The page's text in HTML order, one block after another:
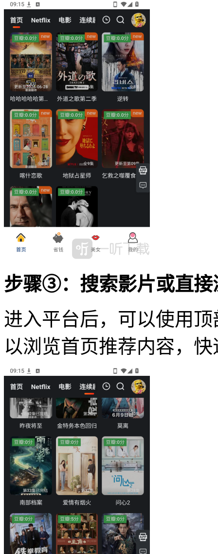
步骤③：搜索影片或直接
进入平台后，可以使用
以浏览首页推荐内容，